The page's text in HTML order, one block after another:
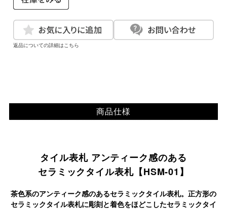
返品についての詳細はこちら
商品仕様
タイル表札 アンティーク感のある
セラミックタイル表札【HSM-01】
茶色系のアンティーク感のあるセラミックタイル表札。 正方形の
セラミックタイル表札に彫刻と着色をほどこしたセラミックタイ